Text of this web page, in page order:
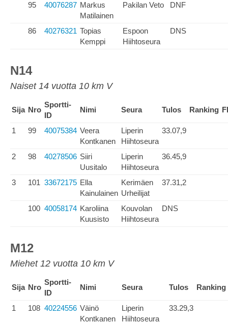
95 40076287 Markus
Matilainen
Pakilan Veto DNF
86 40276321 Topias
Kemppi
Espoon
Hiihtoseura
DNS
N14
Naiset 14 vuotta 10 km V
Sija Nro
Sportti-
ID
Nimi Seura Tulos Ranking
1 99 40075384 Veera
Kontkanen
Liperin
Hiihtoseura
33.07,9
2 98 40278506 Siiri
Uusitalo
Liperin
Hiihtoseura
36.45,9
3 101 33672175 Ella
Kainulainen
Kerimäen
Urheilijat
37.31,2
100 40058174 Karoliina
Kuusisto
Kouvolan
Hiihtoseura
DNS
M12
Miehet 12 vuotta 10 km V
Sija Nro
Sportti-
ID
Nimi Seura Tulos Ranking
1 108 40224556 Väinö
Kontkanen
Liperin
Hiihtoseura
33.29,3